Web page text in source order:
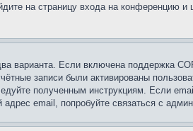
на страницу входа на конференцию
варианта. Если включена поддержка
записи были активированы
полученным инструкциям. Если
email, попробуйте связаться с